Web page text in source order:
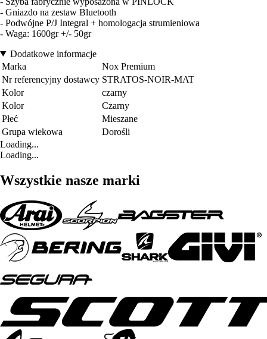
- Gniazdo na zestaw Bluetooth
- Podwójne P/J Integral + homologacja strumieniowa
- Waga: 1600gr +/- 50gr
Dodatkowe informacje
Marka
Nox Premium
Nr referencyjny dostawcy STRATOS-NOIR-MAT
Kolor
czarny
Kolor
Czarny
Płeć
Mieszane
Grupa wiekowa
Dorośli
Loading...
Loading...
Wszystkie nasze marki